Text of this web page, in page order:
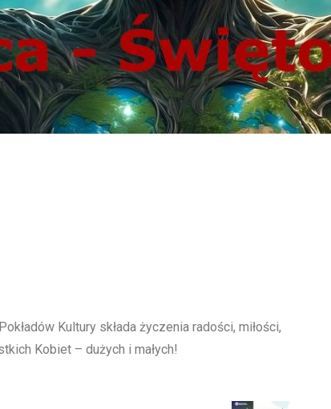
Kultury składa życzenia radości, miłości,
Kobiet – dużych i małych!